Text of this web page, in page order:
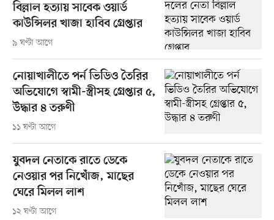
বিল্লাল হত্যায় সাবেক ওয়ার্ড
কাউন্সিলর খাজা হাবিব গ্রেপ্তার
৯ ঘণ্টা আগে
নোয়াখালীতে পর্ন ভিডিও তৈরির
অভিযোগে স্বামী-স্ত্রীসহ গ্রেপ্তার ৫,
উদ্ধার ৪ তরুণী
১১ ঘণ্টা আগে
যুবদল নেতাকে রাতে ডেকে
নেওয়ার পর নিখোঁজ, মাছের
ঘেরে মিলল লাশ
১২ ঘণ্টা আগে